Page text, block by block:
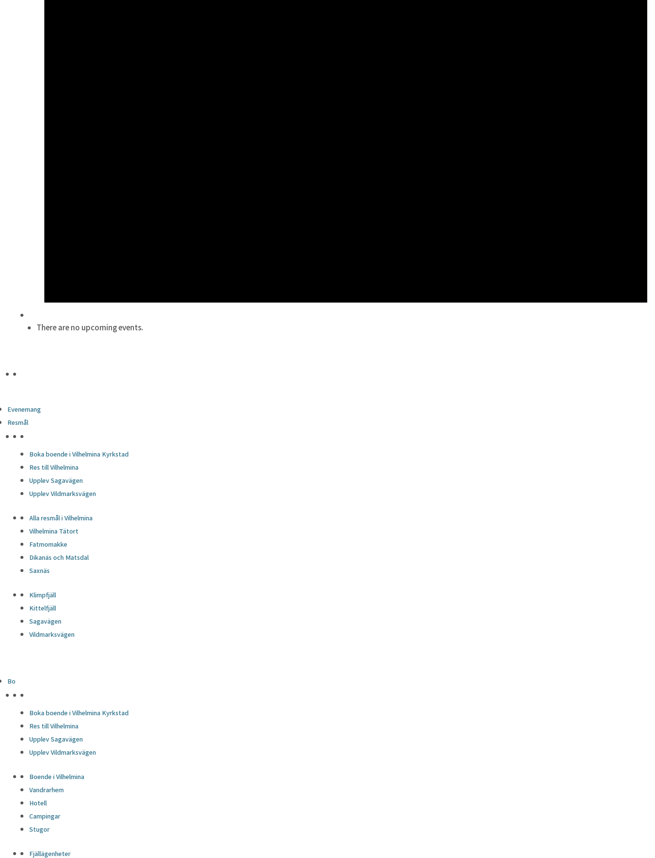
There are no upcoming events.
Evenemang
Resmål
Boka boende i Vilhelmina Kyrkstad
Res till Vilhelmina
Upplev Sagavägen
Upplev Vildmarksvägen
Alla resmål i Vilhelmina
Vilhelmina Tätort
Fatmomakke
Dikanäs och Matsdal
Saxnäs
Klimpfjäll
Kittelfjäll
Sagavägen
Vildmarksvägen
Bo
Boka boende i Vilhelmina Kyrkstad
Res till Vilhelmina
Upplev Sagavägen
Upplev Vildmarksvägen
Boende i Vilhelmina
Vandrarhem
Hotell
Campingar
Stugor
Fjällägenheter